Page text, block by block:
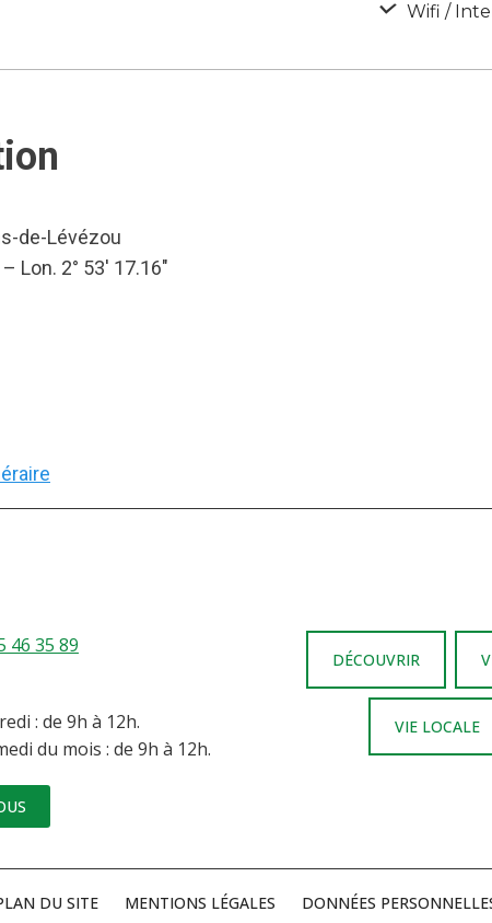
Wifi /
de-Lévézou
Lon. 2° 53′ 17.16″
46 35 89
: de 9h à 12h.
du mois : de 9h à 12h.
DÉCOUVRIR
VIE LOCALE
DU SITE MENTIONS LÉGALES DONNÉES